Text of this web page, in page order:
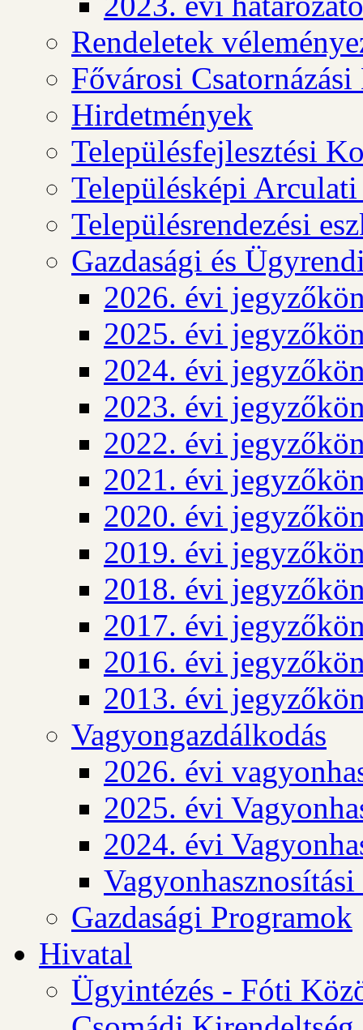
Rendeletek
Fővárosi
Hirdetmények
Településfejlesztési
Településképi
Településrendezési
Gazdasági és
2026. évi
2025. évi
2024. évi
2023. évi
2022. évi
2021. évi
2020. évi
2019. évi
2018. évi
2017. évi
2016. évi
2013. évi
Vagyongazdálkodás
2026. évi
2025. évi
2024. évi
Gazdasági Programok
Hivatal
Ügyintézés - Fóti